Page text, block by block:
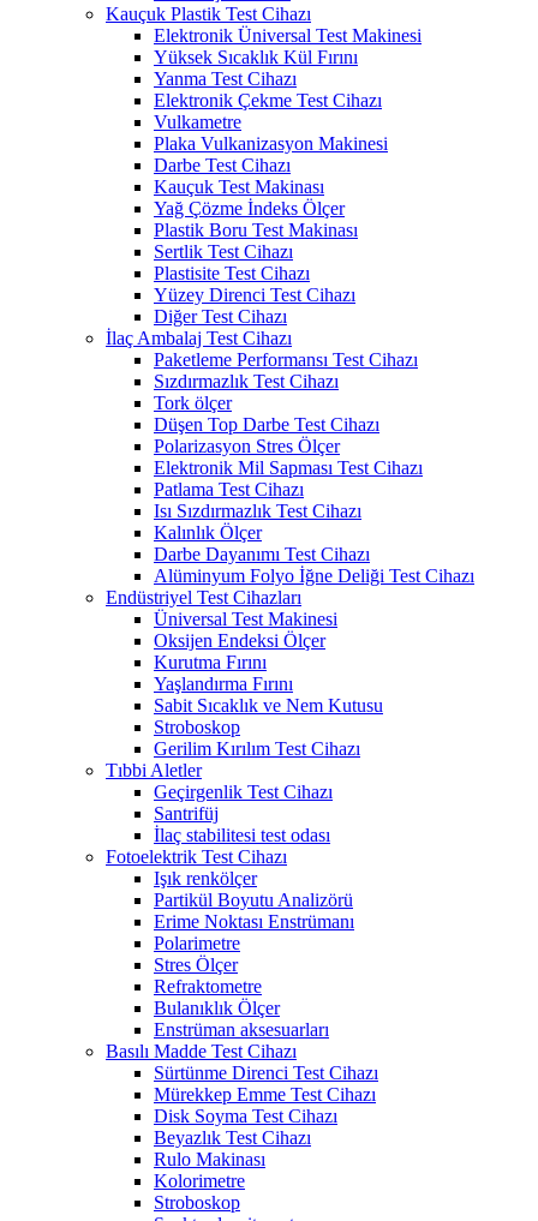
Kauçuk Plastik Test Cihazı
Elektronik Üniversal Test Makinesi
Yüksek Sıcaklık Kül Fırını
Yanma Test Cihazı
Elektronik Çekme Test Cihazı
Vulkametre
Plaka Vulkanizasyon Makinesi
Darbe Test Cihazı
Kauçuk Test Makinası
Yağ Çözme İndeks Ölçer
Plastik Boru Test Makinası
Sertlik Test Cihazı
Plastisite Test Cihazı
Yüzey Direnci Test Cihazı
Diğer Test Cihazı
İlaç Ambalaj Test Cihazı
Paketleme Performansı Test Cihazı
Sızdırmazlık Test Cihazı
Tork ölçer
Düşen Top Darbe Test Cihazı
Polarizasyon Stres Ölçer
Elektronik Mil Sapması Test Cihazı
Patlama Test Cihazı
Isı Sızdırmazlık Test Cihazı
Kalınlık Ölçer
Darbe Dayanımı Test Cihazı
Alüminyum Folyo İğne Deliği Test Cihazı
Endüstriyel Test Cihazları
Üniversal Test Makinesi
Oksijen Endeksi Ölçer
Kurutma Fırını
Yaşlandırma Fırını
Sabit Sıcaklık ve Nem Kutusu
Stroboskop
Gerilim Kırılım Test Cihazı
Tıbbi Aletler
Geçirgenlik Test Cihazı
Santrifüj
İlaç stabilitesi test odası
Fotoelektrik Test Cihazı
Işık renkölçer
Partikül Boyutu Analizörü
Erime Noktası Enstrümanı
Polarimetre
Stres Ölçer
Refraktometre
Bulanıklık Ölçer
Enstrüman aksesuarları
Basılı Madde Test Cihazı
Sürtünme Direnci Test Cihazı
Mürekkep Emme Test Cihazı
Disk Soyma Test Cihazı
Beyazlık Test Cihazı
Rulo Makinası
Kolorimetre
Stroboskop